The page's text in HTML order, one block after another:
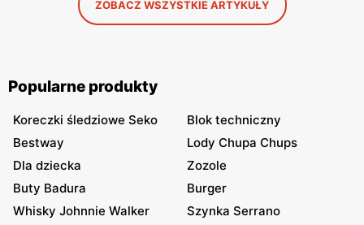
ZOBACZ WSZYSTKIE ARTYKUŁY
Popularne produkty
Koreczki śledziowe Seko
Blok techniczny
Bestway
Lody Chupa Chups
Dla dziecka
Zozole
Buty Badura
Burger
Whisky Johnnie Walker
Szynka Serrano